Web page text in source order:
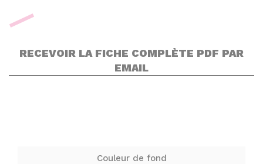
RECEVOIR LA FICHE COMPLÈTE PDF PAR
EMAIL
Couleur de fond